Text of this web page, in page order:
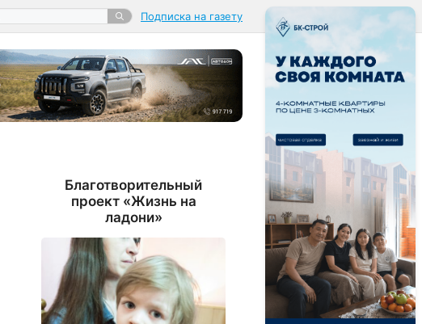
Подписка на газету
Благотворительный
проект «Жизнь на
ладони»